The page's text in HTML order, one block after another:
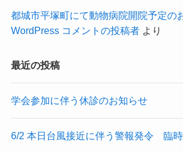
都城市平塚町にて動物病院開院予定の
WordPress コメントの投稿者より
最近の投稿
学会参加に伴う休診のお知らせ
6/2 本日台風接近に伴う警報発令 臨